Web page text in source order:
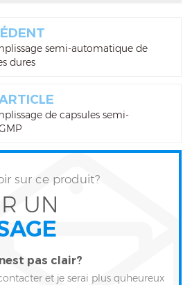
semi-automatique de
dures
de capsules semi-
sur ce produit?
UN
pas clair?
et je serai plus quheureux